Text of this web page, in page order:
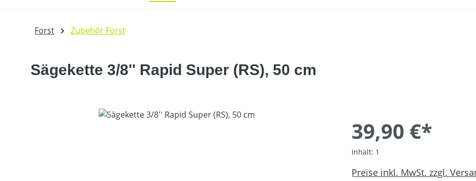
Forst Zubehör Forst
Sägekette 3/8'' Rapid Super (RS), 50 cm
Bildergalerie überspringen
39,90 €*
Inhalt: 1
Preise inkl. MwSt. zzgl.